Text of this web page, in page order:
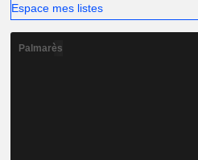
Espace mes listes
Palmarès